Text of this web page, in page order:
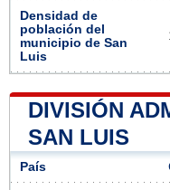
Densidad de
población del
municipio de San
Luis
DIVISIÓN
SAN LUIS
País